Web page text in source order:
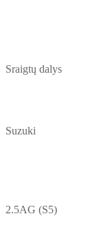
Sraigtų dalys
Suzuki
2.5AG (S5)